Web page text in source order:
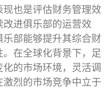
也是评估财务管理效
进俱乐部的运营效
部能够提升其综合财
在全球化背景下，足
的市场环境，灵活调
烈的市场竞争中立于